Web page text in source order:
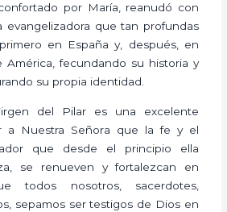
por María, reanudó con
evangelizadora que tan profundas
en España y, después, en
América, fecundando su historia y
su propia identidad.
del Pilar es una excelente
a Nuestra Señora que la fe y el
que desde el principio ella
se renueven y fortalezcan en
todos nosotros, sacerdotes,
sepamos ser testigos de Dios en